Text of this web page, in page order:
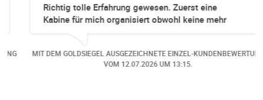
Richtig tolle Erfahrung gewesen. Zuerst eine
Kabine für mich organisiert obwohl keine mehr
Online verfügbar waren. Danach habe ich nochmals
dazu gekommen ist, aber auch da sehr kompetent,
freundlich, unkompliziert und sehr angenehme
MIT DEM GOLDSIEGEL AUSGEZEICHNETE EINZEL-KUNDENBEWERTUNG
VOM12.07.2026UM 13:15.